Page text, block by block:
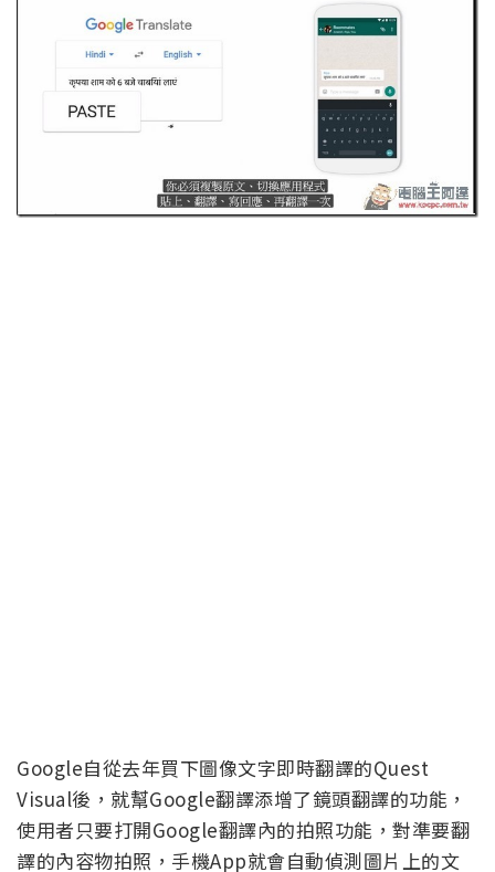
Google自從去年買下圖像文字即時翻譯的Quest
Visual後，就幫Google翻譯添增了鏡頭翻譯的功能，
使用者只要打開Google翻譯內的拍照功能，對準要翻
譯的內容物拍照，手機App就會自動偵測圖片上的文